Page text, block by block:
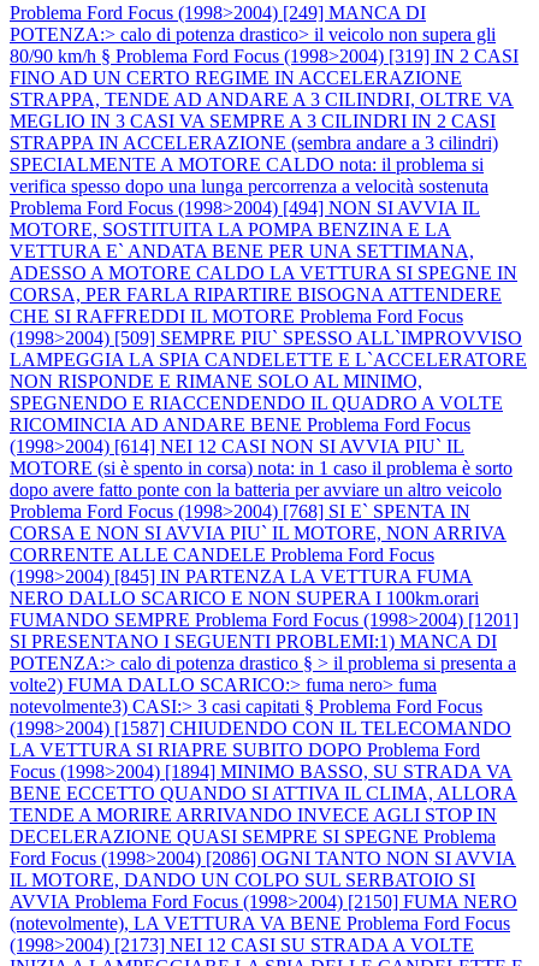
Problema Ford Focus (1998>2004) [249] MANCA DI
POTENZA:> calo di potenza drastico> il veicolo non supera gli
80/90 km/h § Problema Ford Focus (1998>2004) [319] IN 2 CASI
FINO AD UN CERTO REGIME IN ACCELERAZIONE
STRAPPA, TENDE AD ANDARE A 3 CILINDRI, OLTRE VA
MEGLIO IN 3 CASI VA SEMPRE A 3 CILINDRI IN 2 CASI
STRAPPA IN ACCELERAZIONE (sembra andare a 3 cilindri)
SPECIALMENTE A MOTORE CALDO nota: il problema si
verifica spesso dopo una lunga percorrenza a velocità sostenuta
Problema Ford Focus (1998>2004) [494] NON SI AVVIA IL
MOTORE, SOSTITUITA LA POMPA BENZINA E LA
VETTURA E` ANDATA BENE PER UNA SETTIMANA,
ADESSO A MOTORE CALDO LA VETTURA SI SPEGNE IN
CORSA, PER FARLA RIPARTIRE BISOGNA ATTENDERE
CHE SI RAFFREDDI IL MOTORE Problema Ford Focus
(1998>2004) [509] SEMPRE PIU` SPESSO ALL`IMPROVVISO
LAMPEGGIA LA SPIA CANDELETTE E L`ACCELERATORE
NON RISPONDE E RIMANE SOLO AL MINIMO,
SPEGNENDO E RIACCENDENDO IL QUADRO A VOLTE
RICOMINCIA AD ANDARE BENE Problema Ford Focus
(1998>2004) [614] NEI 12 CASI NON SI AVVIA PIU` IL
MOTORE (si è spento in corsa) nota: in 1 caso il problema è sorto
dopo avere fatto ponte con la batteria per avviare un altro veicolo
Problema Ford Focus (1998>2004) [768] SI E` SPENTA IN
CORSA E NON SI AVVIA PIU` IL MOTORE, NON ARRIVA
CORRENTE ALLE CANDELE Problema Ford Focus
(1998>2004) [845] IN PARTENZA LA VETTURA FUMA
NERO DALLO SCARICO E NON SUPERA I 100km.orari
FUMANDO SEMPRE Problema Ford Focus (1998>2004) [1201]
SI PRESENTANO I SEGUENTI PROBLEMI:1) MANCA DI
POTENZA:> calo di potenza drastico § > il problema si presenta a
volte2) FUMA DALLO SCARICO:> fuma nero> fuma
notevolmente3) CASI:> 3 casi capitati § Problema Ford Focus
(1998>2004) [1587] CHIUDENDO CON IL TELECOMANDO
LA VETTURA SI RIAPRE SUBITO DOPO Problema Ford
Focus (1998>2004) [1894] MINIMO BASSO, SU STRADA VA
BENE ECCETTO QUANDO SI ATTIVA IL CLIMA, ALLORA
TENDE A MORIRE ARRIVANDO INVECE AGLI STOP IN
DECELERAZIONE QUASI SEMPRE SI SPEGNE Problema
Ford Focus (1998>2004) [2086] OGNI TANTO NON SI AVVIA
IL MOTORE, DANDO UN COLPO SUL SERBATOIO SI
AVVIA Problema Ford Focus (1998>2004) [2150] FUMA NERO
(notevolmente), LA VETTURA VA BENE Problema Ford Focus
(1998>2004) [2173] NEI 12 CASI SU STRADA A VOLTE